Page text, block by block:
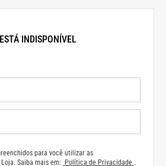
INDISPONÍVEL
para você utilizar as
Saiba mais em:
Política de Privacidade .